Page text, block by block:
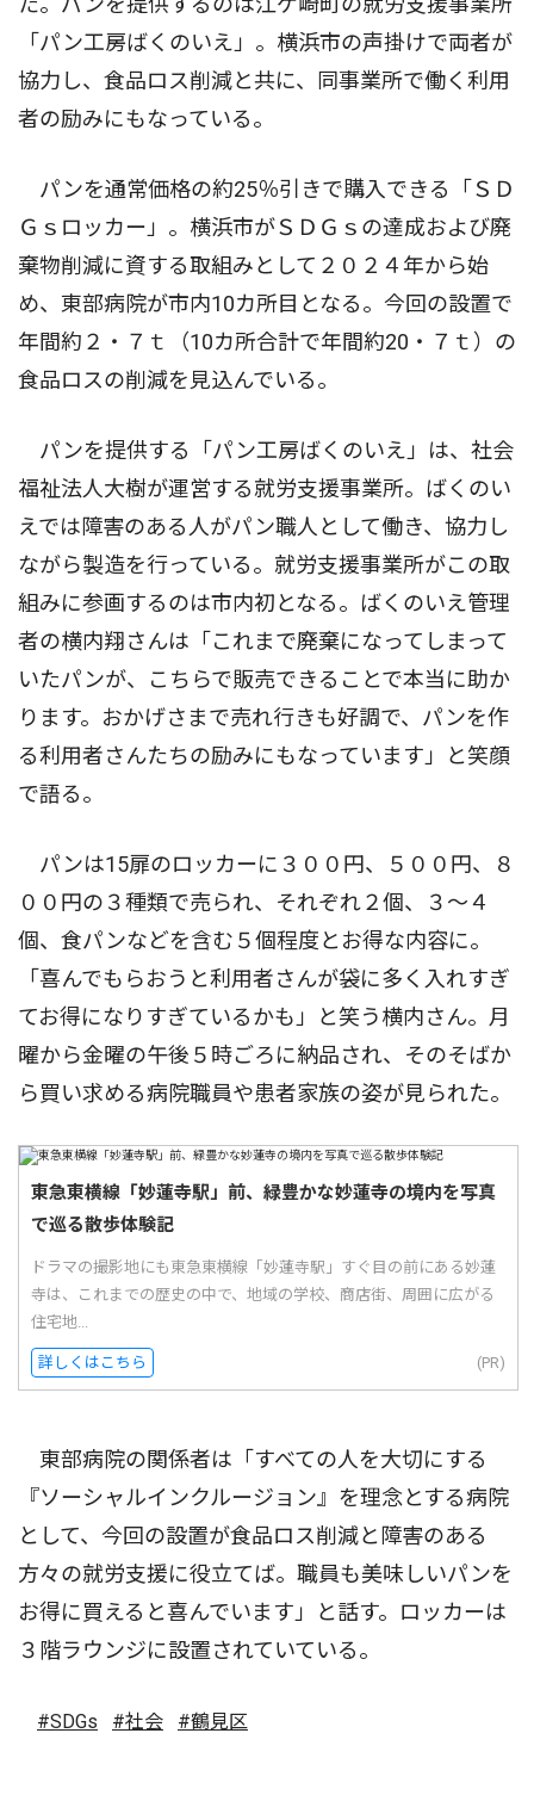
「パン工房ばくのいえ」。横浜市の声掛けで両者が
協力し、食品ロス削減と共に、同事業所で働く利用
者の励みにもなっている。
パンを通常価格の約25％引きで購入できる「ＳＤ
Ｇｓロッカー」。横浜市がＳＤＧｓの達成および廃
棄物削減に資する取組みとして２０２４年から始
め、東部病院が市内10カ所目となる。今回の設置で
年間約２・７ｔ（10カ所合計で年間約20・７ｔ）の
食品ロスの削減を見込んでいる。
パンを提供する「パン工房ばくのいえ」は、社会
福祉法人大樹が運営する就労支援事業所。ばくのい
えでは障害のある人がパン職人として働き、協力し
ながら製造を行っている。就労支援事業所がこの取
組みに参画するのは市内初となる。ばくのいえ管理
者の横内翔さんは「これまで廃棄になってしまって
いたパンが、こちらで販売できることで本当に助か
ります。おかげさまで売れ行きも好調で、パンを作
る利用者さんたちの励みにもなっています」と笑顔
で語る。
パンは15扉のロッカーに３００円、５００円、８
００円の３種類で売られ、それぞれ２個、３〜４
個、食パンなどを含む５個程度とお得な内容に。
「喜んでもらおうと利用者さんが袋に多く入れすぎ
てお得になりすぎているかも」と笑う横内さん。月
曜から金曜の午後５時ごろに納品され、そのそばか
ら買い求める病院職員や患者家族の姿が見られた。
東急東横線「妙蓮寺駅」前、緑豊かな妙蓮寺の境内を写真
で巡る散歩体験記
ドラマの撮影地にも東急東横線「妙蓮寺駅」すぐ目の前にある妙蓮
寺は、これまでの歴史の中で、地域の学校、商店街、周囲に広がる
住宅地...
詳しくはこちら (PR)
東部病院の関係者は「すべての人を大切にする
『ソーシャルインクルージョン』を理念とする病院
として、今回の設置が食品ロス削減と障害のある
方々の就労支援に役立てば。職員も美味しいパンを
お得に買えると喜んでいます」と話す。ロッカーは
３階ラウンジに設置されていている。
#SDGs #社会 #鶴見区